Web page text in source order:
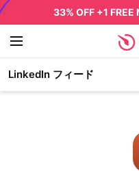
33% OFF +1 FREE
LinkedIn フィード